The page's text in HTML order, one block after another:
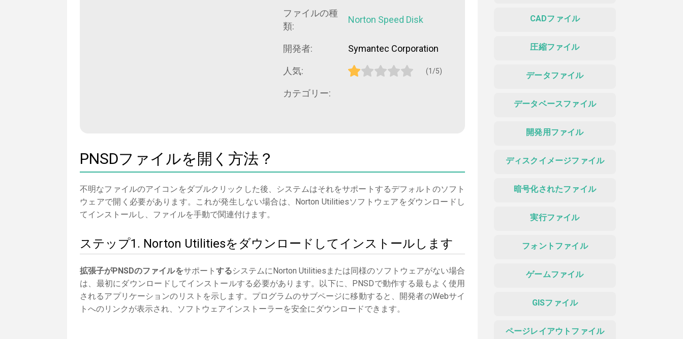
ファイルの種
類:
Norton Speed Disk
開発者: Symantec Corporation
人気: (1/5)
カテゴリー:
PNSDファイルを開く方法？
不明なファイルのアイコンをダブルクリックした後、システムはそれをサポートするデフォルトのソフト
ウェアで開く必要があります。これが発生しない場合は、Norton Utilitiesソフトウェアをダウンロードし
てインストールし、ファイルを手動で関連付けます。
ステップ1. Norton Utilitiesをダウンロードしてインストールします
拡張子がPNSDのファイルをサポート するシステムにNorton Utilitiesまたは同様のソフトウェアがない場合
は、最初にダウンロードしてインストールする必要があります。以下に、PNSDで動作する最もよく使用
されるアプリケーションのリストを示します。プログラムのサブページに移動すると、開発者のWebサイ
トへのリンクが表示され、ソフトウェアインストーラーを安全にダウンロードできます。
CADファイル
圧縮ファイル
データファイル
データベースファイル
開発用ファイル
ディスクイメージファイル
暗号化されたファイル
実行ファイル
フォントファイル
ゲームファイル
GISファイル
ページレイアウトファイル